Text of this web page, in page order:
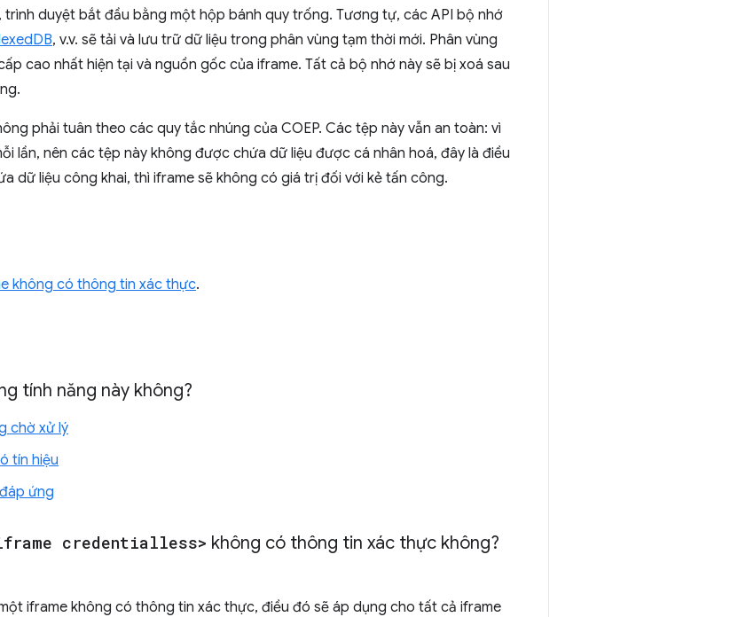
duyệt bắt đầu bằng một hộp bánh quy trống. Tương tự, các API bộ nhớ
, v.v. sẽ tải và lưu trữ dữ liệu trong phân vùng tạm thời mới. Phân vùng
cao nhất hiện tại và nguồn gốc của iframe. Tất cả bộ nhớ này sẽ bị xoá sau
phải tuân theo các quy tắc nhúng của COEP. Các tệp này vẫn an toàn: vì
lần, nên các tệp này không được chứa dữ liệu được cá nhân hoá, đây là điều
dữ liệu công khai, thì iframe sẽ không có giá trị đối với kẻ tấn công.
không có thông tin xác thực.
tính năng này không?
chờ xử lý
tín hiệu
ứng
credentialless> không có thông tin xác thực không?
iframe không có thông tin xác thực, điều đó sẽ áp dụng cho tất cả iframe